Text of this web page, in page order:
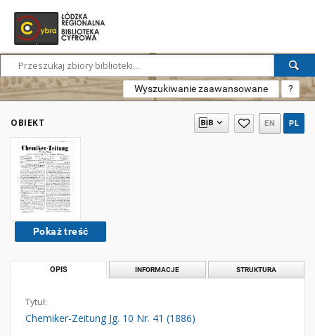
Wyszukiwanie zaawansowane ?
OBIEKT EN PL
Pokaż treść
OPIS INFORMACJE STRUKTURA
Tytuł:
Chemiker-Zeitung Jg. 10 Nr. 41 (1886)